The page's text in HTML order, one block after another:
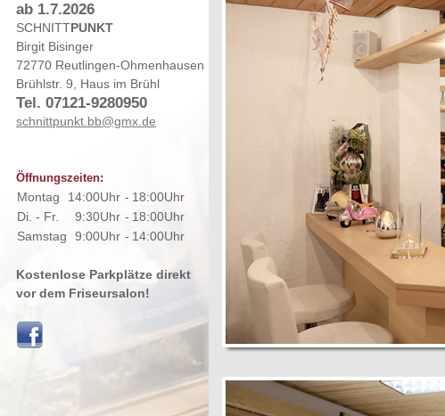
ab 1.7.2026
SCHNITTPUNKT
Birgit Bisinger
72770 Reutlingen-Ohmenhausen
Brühlstr. 9, Haus im Brühl
Tel. 07121-9280950
schnittpunkt.bb@gmx.de
Öffnungszeiten:
Montag 14:00Uhr - 18:00Uhr
Di. - Fr.
9:30Uhr - 18:00Uhr
Samstag
9:00Uhr - 14:00Uhr
Kostenlose Parkplätze direkt
vor dem Friseursalon!